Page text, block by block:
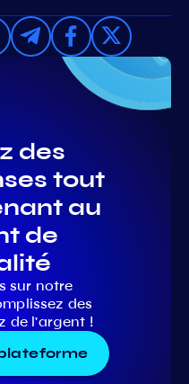
des
tout
au
de
sur notre
des
de l'argent !